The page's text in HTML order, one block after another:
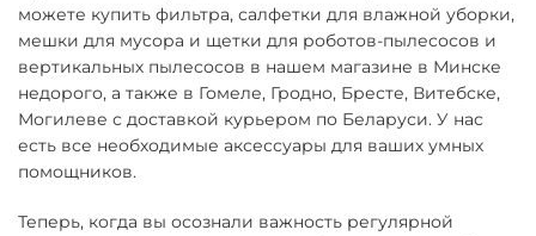
можете купить фильтра, салфетки для влажной уборки,
мешки для мусора и щетки для роботов-пылесосов и
вертикальных пылесосов в нашем магазине в Минске
недорого, а также в Гомеле, Гродно, Бресте, Витебске,
Могилеве с доставкой курьером по Беларуси. У нас
есть все необходимые аксессуары для ваших умных
помощников.
Теперь, когда вы осознали важность регулярной